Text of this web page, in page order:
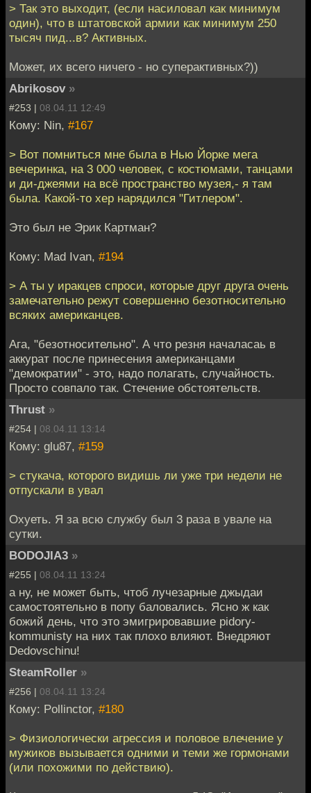
> Так это выходит, (если насиловал как минимум
один), что в штатовской армии как минимум 250
тысяч пид...в? Активных.
Может, их всего ничего - но суперактивных?))
Abrikosov »
#253 | 08.04.11 12:49
Кому: Nin, #167
> Вот помниться мне была в Нью Йорке мега
вечеринка, на 3 000 человек, с костюмами, танцами
и ди-джеями на всё пространство музея,- я там
была. Какой-то хер нарядился "Гитлером".
Это был не Эрик Картман?
Кому: Mad Ivan, #194
> А ты у иракцев спроси, которые друг друга очень
замечательно режут совершенно безотносительно
всяких американцев.
Ага, "безотносительно". А что резня началасаь в
аккурат после принесения американцами
"демократии" - это, надо полагать, случайность.
Просто совпало так. Стечение обстоятельств.
Thrust »
#254 | 08.04.11 13:14
Кому: glu87, #159
> стукача, которого видишь ли уже три недели не
отпускали в увал
Охуеть. Я за всю службу был 3 раза в увале на
сутки.
BODOJIA3 »
#255 | 08.04.11 13:24
а ну, не может быть, чтоб лучезарные джыдаи
самостоятельно в попу баловались. Ясно ж как
божий день, что это эмигрировавшие pidory-
kommunisty на них так плохо влияют. Внедряют
Dedovschinu!
SteamRoller »
#256 | 08.04.11 13:24
Кому: Pollinctor, #180
> Физиологически агрессия и половое влечение у
мужиков вызывается одними и теми же гормонами
(или похожими по действию).